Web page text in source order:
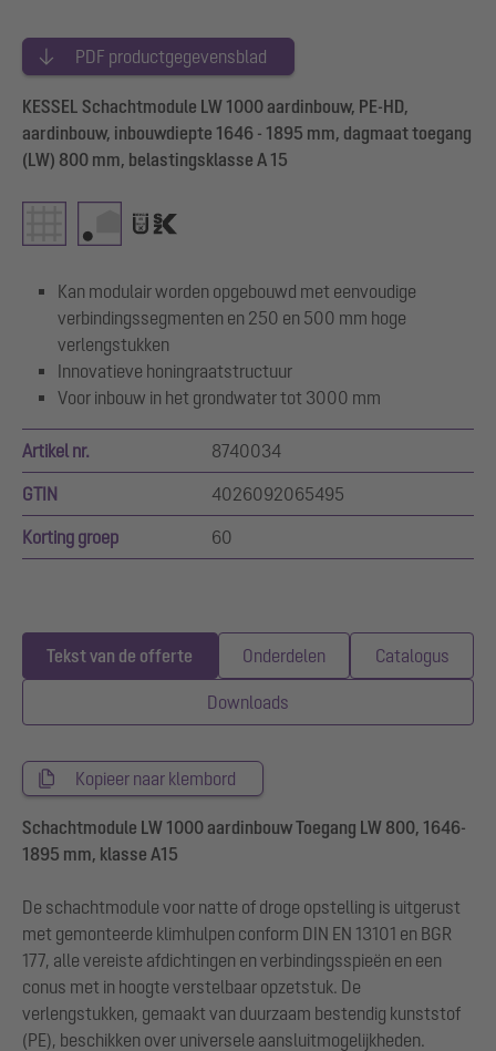
PDF productgegevensblad
KESSEL Schachtmodule LW 1000 aardinbouw, PE-HD,
aardinbouw, inbouwdiepte 1646 - 1895 mm, dagmaat toegang
(LW) 800 mm, belastingsklasse A 15
Kan modulair worden opgebouwd met eenvoudige
verbindingssegmenten en 250 en 500 mm hoge
verlengstukken
Innovatieve honingraatstructuur
Voor inbouw in het grondwater tot 3000 mm
Artikel nr. 8740034
GTIN 4026092065495
Korting groep 60
Tekst van de offerte Onderdelen Catalogus
Downloads
Kopieer naar klembord
Schachtmodule LW 1000 aardinbouw Toegang LW 800, 1646-
1895 mm, klasse A15
De schachtmodule voor natte of droge opstelling is uitgerust
met gemonteerde klimhulpen conform DIN EN 13101 en BGR
177, alle vereiste afdichtingen en verbindingsspieën en een
conus met in hoogte verstelbaar opzetstuk. De
verlengstukken, gemaakt van duurzaam bestendig kunststof
(PE), beschikken over universele aansluitmogelijkheden.